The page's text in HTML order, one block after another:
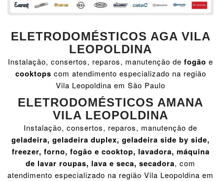
ELETRODOMÉSTICOS AGA VILA
LEOPOLDINA
Instalação, consertos, reparos, manutenção de fogão e
cooktops com atendimento especializado na região
Vila Leopoldina em São Paulo
ELETRODOMÉSTICOS AMANA
VILA LEOPOLDINA
Instalação, consertos, reparos, manutenção de
geladeira, geladeira duplex, geladeira side by side,
freezer, forno, fogão e cooktop, lavadora, máquina
de lavar roupas, lava e seca, secadora, com
atendimento especializado na região Vila Leopoldina em